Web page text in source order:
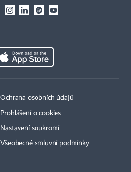
Ochrana osobních údajů
Prohlášení o cookies
Nastavení soukromí
Všeobecné smluvní podmínky